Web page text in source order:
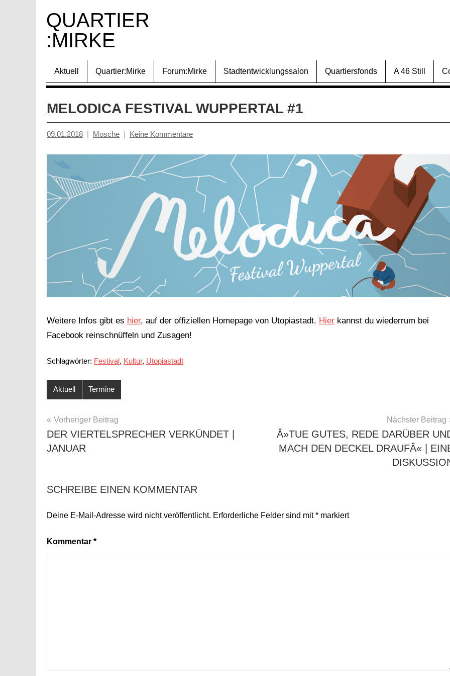
Inhalt
springen
QUARTIER
:MIRKE
Aktuell Quartier:Mirke Forum:Mirke Stadtentwicklungssalon Quartiersfonds A 46 Still
MELODICA FESTIVAL WUPPERTAL #1
09.01.2018 Mosche Keine Kommentare
Weitere Infos gibt es hier, auf der offiziellen Homepage von Utopiastadt. Hier kannst du wiederrum bei
Facebook reinschnüffeln und Zusagen!
Schlagwörter: Festival, Kultur, Utopiastadt
Aktuell Termine
BEITRAGSNAVIGATION
Vorheriger Beitrag
DER VIERTELSPRECHER VERKÜNDET |
JANUAR
Nächster Beitrag
Â»TUE GUTES, REDE DARÜBER
MACH DEN DECKEL DRAUFÂ« |
SCHREIBE EINEN KOMMENTAR
Deine E-Mail-Adresse wird nicht veröffentlicht. Erforderliche Felder sind mit* markiert
Kommentar *